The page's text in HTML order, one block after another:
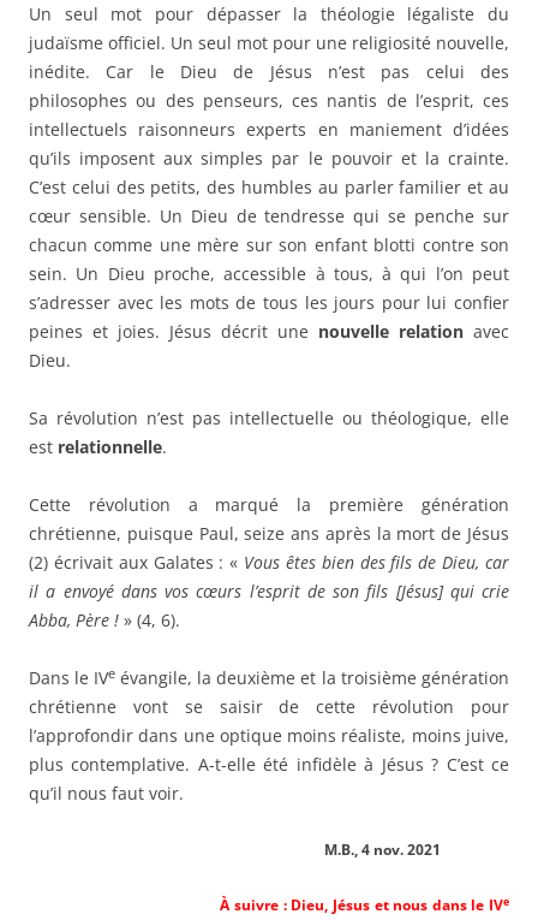
Un seul mot pour dépasser la théologie légaliste du
judaïsme officiel. Un seul mot pour une religiosité nouvelle,
inédite. Car le Dieu de Jésus n’est pas celui des
philosophes ou des penseurs, ces nantis de l’esprit, ces
intellectuels raisonneurs experts en maniement d’idées
qu’ils imposent aux simples par le pouvoir et la crainte.
C’est celui des petits, des humbles au parler familier et au
cœur sensible. Un Dieu de tendresse qui se penche sur
chacun comme une mère sur son enfant blotti contre son
sein. Un Dieu proche, accessible à tous, à qui l’on peut
s’adresser avec les mots de tous les jours pour lui confier
peines et joies. Jésus décrit une nouvelle relation avec
Dieu.
Sa révolution n’est pas intellectuelle ou théologique, elle
est relationnelle.
Cette révolution a marqué la première génération
chrétienne, puisque Paul, seize ans après la mort de Jésus
(2) écrivait aux Galates : « Vous êtes bien des fils de Dieu, car
il a envoyé dans vos cœurs l’esprit de son fils [Jésus] qui crie
Abba, Père ! » (4, 6).
Dans le IVe évangile, la deuxième et la troisième génération
chrétienne vont se saisir de cette révolution pour
l’approfondir dans une optique moins réaliste, moins juive,
plus contemplative. A-t-elle été infidèle à Jésus ? C’est ce
qu’il nous faut voir.
M.B., 4 nov. 2021
À suivre : Dieu, Jésus et nous dans le IVe